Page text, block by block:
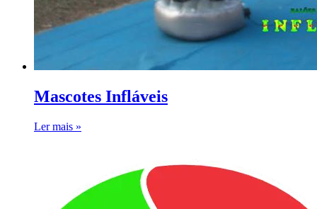
Mascotes Infláveis
Ler mais »